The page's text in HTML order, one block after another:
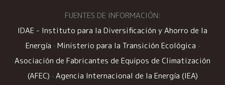
FUENTES DE INFORMACIÓN:
IDAE - Instituto para la Diversificación y Ahorro de la
Energía · Ministerio para la Transición Ecológica ·
Asociación de Fabricantes de Equipos de Climatización
(AFEC) · Agencia Internacional de la Energía (IEA)